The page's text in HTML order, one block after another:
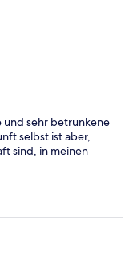
und sehr betrunkene
selbst ist aber,
sind, in meinen